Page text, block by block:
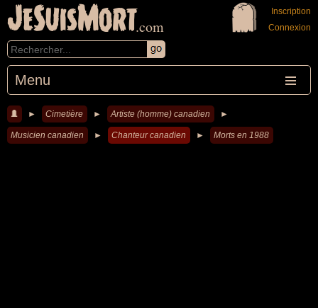
JeSuisMort.com
Menu
Inscription
Connexion
► Cimetière ► Artiste (homme) canadien ►
Musicien canadien ► Chanteur canadien ► Morts en 1988